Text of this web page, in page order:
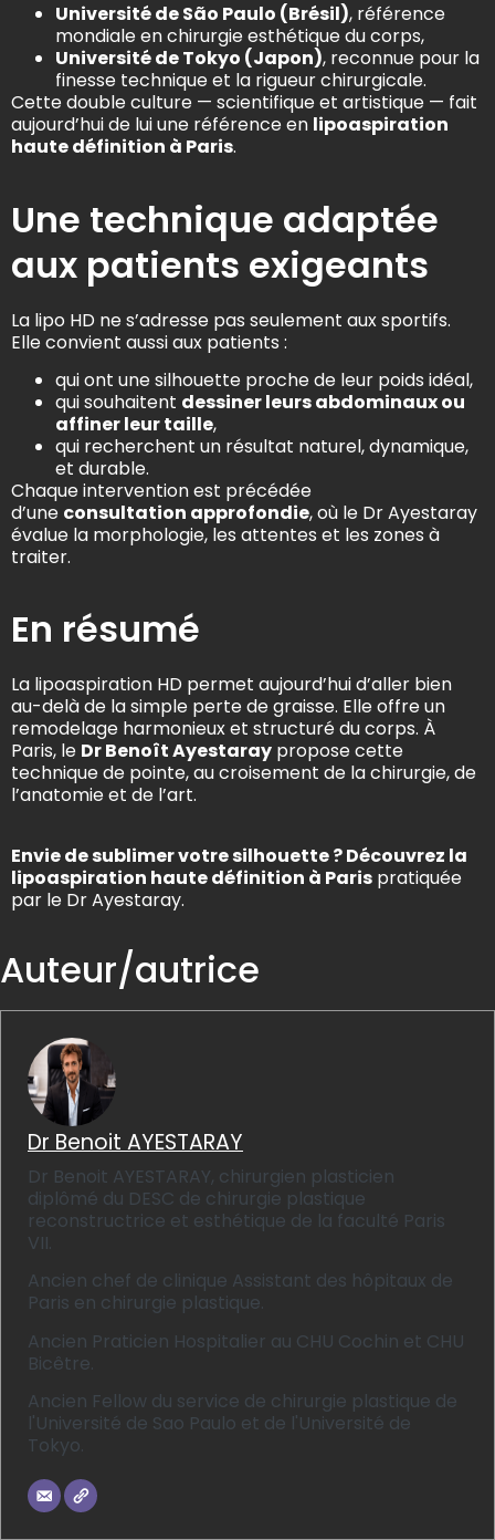
Université de São Paulo (Brésil), référence
mondiale en chirurgie esthétique du corps,
Université de Tokyo (Japon), reconnue pour la
finesse technique et la rigueur chirurgicale.
Cette double culture — scientifique et artistique — fait
aujourd’hui de lui une référence en lipoaspiration
haute définition à Paris.
Une technique adaptée
aux patients exigeants
La lipo HD ne s’adresse pas seulement aux sportifs.
Elle convient aussi aux patients :
qui ont une silhouette proche de leur poids idéal,
qui souhaitent dessiner leurs abdominaux ou
affiner leur taille,
qui recherchent un résultat naturel, dynamique,
et durable.
Chaque intervention est précédée
d’une consultation approfondie, où le Dr Ayestaray
évalue la morphologie, les attentes et les zones à
traiter.
En résumé
La lipoaspiration HD permet aujourd’hui d’aller bien
au-delà de la simple perte de graisse. Elle offre un
remodelage harmonieux et structuré du corps. À
Paris, le Dr Benoît Ayestaray propose cette
technique de pointe, au croisement de la chirurgie, de
l’anatomie et de l’art.
Envie de sublimer votre silhouette ? Découvrez la
lipoaspiration haute définition à Paris pratiquée
par le Dr Ayestaray.
Auteur/autrice
Dr Benoit AYESTARAY
Dr Benoit AYESTARAY, chirurgien plasticien
diplômé du DESC de chirurgie plastique
reconstructrice et esthétique de la faculté Paris
VII.
Ancien chef de clinique Assistant des hôpitaux de
Paris en chirurgie plastique.
Ancien Praticien Hospitalier au CHU Cochin et CHU
Bicêtre.
Ancien Fellow du service de chirurgie plastique de
l'Université de Sao Paulo et de l'Université de
Tokyo.